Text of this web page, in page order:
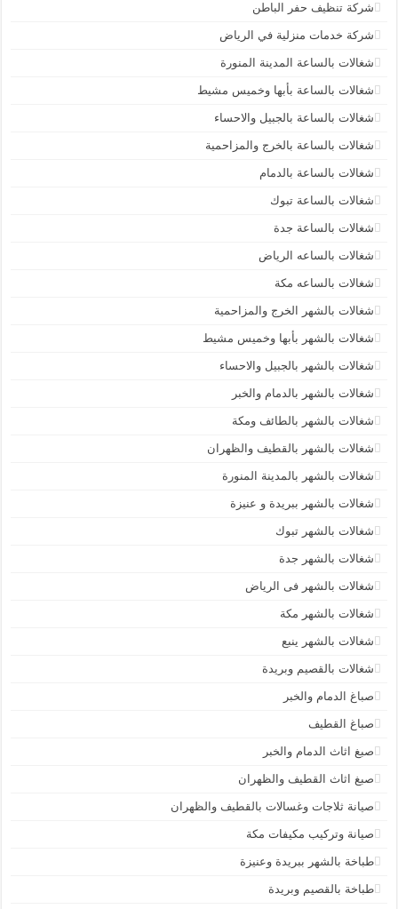
شركة تنظيف حفر الباطن
شركة خدمات منزلية في الرياض
شغالات بالساعة المدينة المنورة
شغالات بالساعة بأبها وخميس مشيط
شغالات بالساعة بالجبيل والاحساء
شغالات بالساعة بالخرج والمزاحمية
شغالات بالساعة بالدمام
شغالات بالساعة تبوك
شغالات بالساعة جدة
شغالات بالساعه الرياض
شغالات بالساعه مكة
شغالات بالشهر الخرج والمزاحمية
شغالات بالشهر بأبها وخميس مشيط
شغالات بالشهر بالجبيل والاحساء
شغالات بالشهر بالدمام والخبر
شغالات بالشهر بالطائف ومكة
شغالات بالشهر بالقطيف والظهران
شغالات بالشهر بالمدينة المنورة
شغالات بالشهر ببريدة و عنيزة
شغالات بالشهر تبوك
شغالات بالشهر جدة
شغالات بالشهر فى الرياض
شغالات بالشهر مكة
شغالات بالشهر ينبع
شغالات بالقصيم وبريدة
صباغ الدمام والخبر
صباغ القطيف
صبغ اثاث الدمام والخبر
صبغ اثاث القطيف والظهران
صيانة ثلاجات وغسالات بالقطيف والظهران
صيانة وتركيب مكيفات مكة
طباخة بالشهر ببريدة وعنيزة
طباخة بالقصيم وبريدة